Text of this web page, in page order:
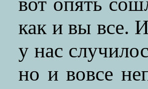
как и вы все.
у нас
но и вовсе